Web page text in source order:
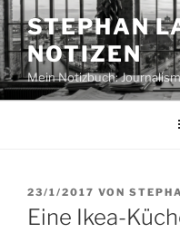
Zum
Inhalt
springen
STEPHAN
NOTIZEN
Mein Notizbuch:
VERÖFFENTLICHT
AM
23/1/2017 VON
Eine Ikea-